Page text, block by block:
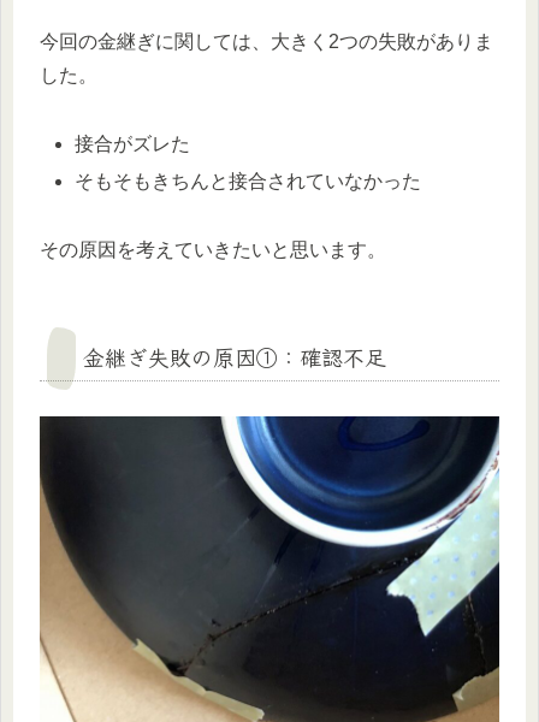
今回の金継ぎに関しては、大きく2つの失敗がありま
した。
接合がズレた
そもそもきちんと接合されていなかった
その原因を考えていきたいと思います。
金継ぎ失敗の原因①：確認不足